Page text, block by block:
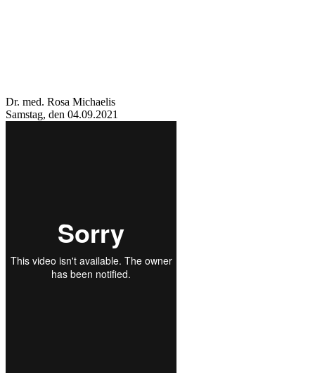
Dr. med. Rosa Michaelis
Samstag, den 04.09.2021